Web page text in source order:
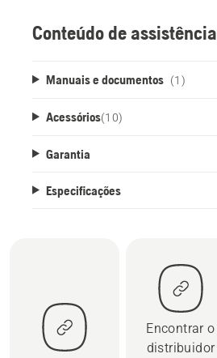
Conteúdo de assistência
Manuais e documentos (1)
Acessórios(10)
Garantia
Especificações
Encontrar o
distribuidor